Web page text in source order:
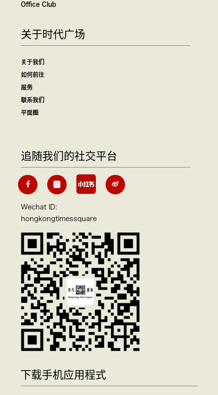
Office Club
关于时代广场
关于我们
如何前往
服务
联系我们
平面图
追随我们的社交平台
Wechat ID:
hongkongtimessquare
下载手机应用程式